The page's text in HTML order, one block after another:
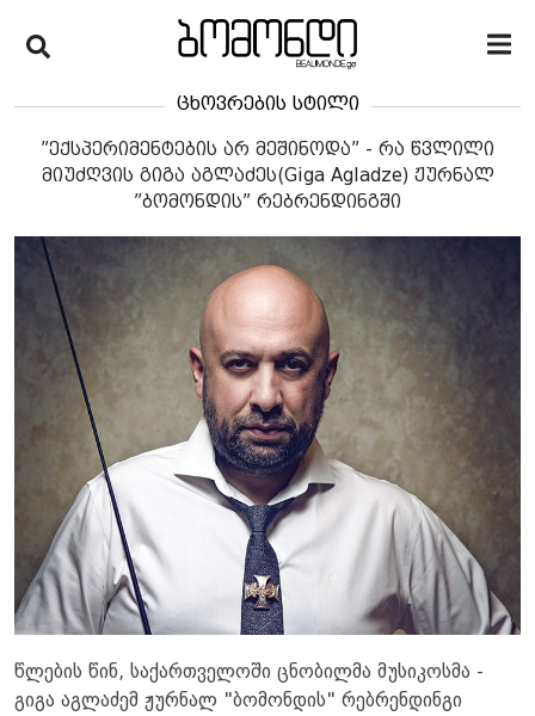
ცხოვრების სტილი
”ექსპერიმენტების არ მეშინოდა” - რა წვლილი
მიუძღვის გიგა აგლაძეს(Giga Agladze) ჟურნალ
”ბომონდის” რებრენდინგში
წლების წინ, საქართველოში ცნობილმა მუსიკოსმა -
გიგა აგლაძემ ჟურნალ "ბომონდის" რებრენდინგი